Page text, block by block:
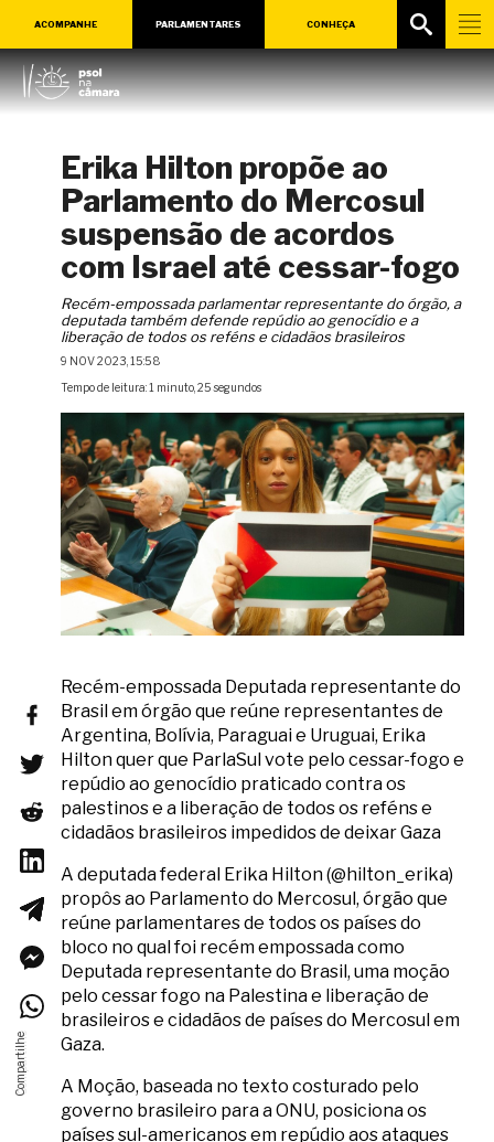
ACOMPANHE PARLAMENTARES CONHEÇA
Erika Hilton propõe ao
Parlamento do Mercosul
suspensão de acordos
com Israel até cessar-fogo
Recém-empossada parlamentar representante do órgão, a
deputada também defende repúdio ao genocídio e a
liberação de todos os reféns e cidadãos brasileiros
9 NOV 2023, 15:58
Tempo de leitura: 1 minuto, 25 segundos
Recém-empossada Deputada representante do
Brasil em órgão que reúne representantes de
Argentina, Bolívia, Paraguai e Uruguai, Erika
Hilton quer que ParlaSul vote pelo cessar-fogo e
repúdio ao genocídio praticado contra os
palestinos e a liberação de todos os reféns e
cidadãos brasileiros impedidos de deixar Gaza
A deputada federal Erika Hilton (@hilton_erika)
propôs ao Parlamento do Mercosul, órgão que
reúne parlamentares de todos os países do
bloco no qual foi recém empossada como
Deputada representante do Brasil, uma moção
pelo cessar fogo na Palestina e liberação de
brasileiros e cidadãos de países do Mercosul em
Gaza.
A Moção, baseada no texto costurado pelo
governo brasileiro para a ONU, posiciona os
países sul-americanos em repúdio aos ataques